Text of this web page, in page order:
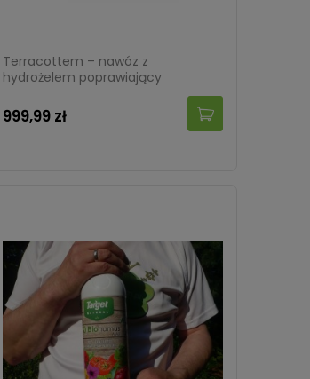
Terracottem – nawóz z
hydrożelem poprawiający
właściwości gleby – 20 kg Target
999,99 zł